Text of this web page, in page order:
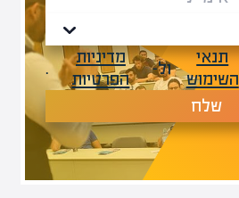
תנאי
השימוש
ול-
מדיניות
הפרטיות
.
שלח